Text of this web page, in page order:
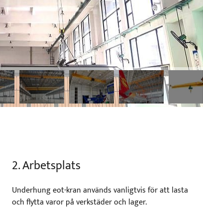
2. Arbetsplats
Underhung eot-kran används vanligtvis för att lasta
och flytta varor på verkstäder och lager.